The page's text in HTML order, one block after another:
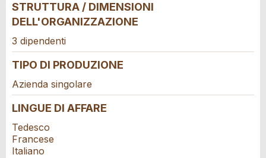
Adresse
STRUTTURA / DIMENSIONI
DELL'ORGANIZZAZIONE
3 dipendenti
TIPO DI PRODUZIONE
Azienda singolare
LINGUE DI AFFARE
Tedesco
Francese
Italiano